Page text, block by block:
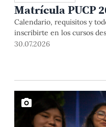
Matrícula PUCP
Calendario, requisitos y
inscribirte en los cursos
30.07.2026